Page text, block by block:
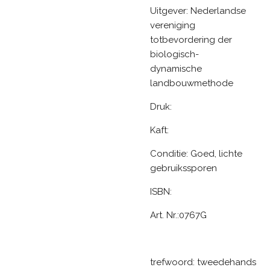
Uitgever: Nederlandse
vereniging
totbevordering der
biologisch-
dynamische
landbouwmethode
Druk:
Kaft:
Conditie: Goed, lichte
gebruikssporen
ISBN:
Art. Nr.:0767G
trefwoord: tweedehands